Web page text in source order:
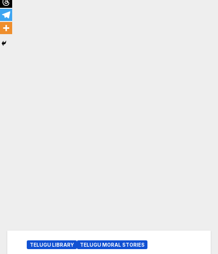
TELUGU LIBRARY TELUGU MORAL STORIES